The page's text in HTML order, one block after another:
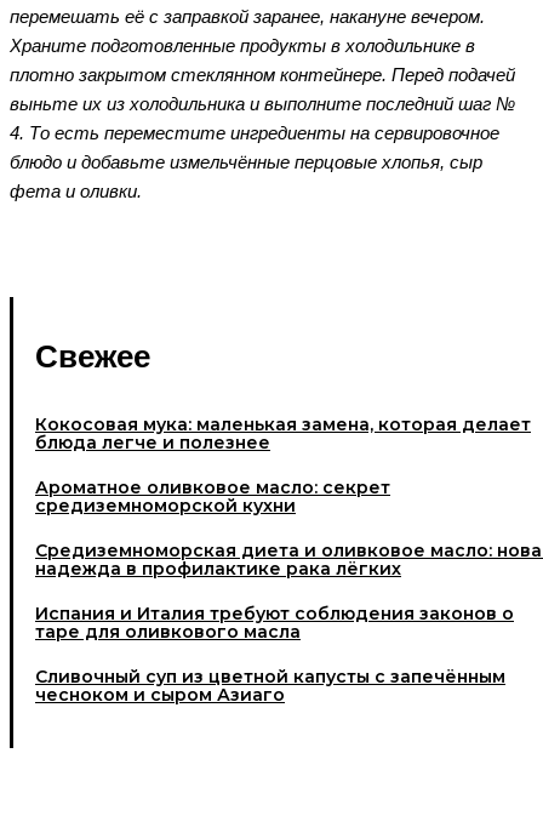
перемешать её с заправкой заранее, накануне вечером.
Храните подготовленные продукты в холодильнике в
плотно закрытом стеклянном контейнере. Перед подачей
выньте их из холодильника и выполните последний шаг №
4. То есть переместите ингредиенты на сервировочное
блюдо и добавьте измельчённые перцовые хлопья, сыр
фета и оливки.
Свежее
Кокосовая мука: маленькая замена, которая делает
блюда легче и полезнее
Ароматное оливковое масло: секрет
средиземноморской кухни
Средиземноморская диета и оливковое масло:
надежда в профилактике рака лёгких
Испания и Италия требуют соблюдения законов о
таре для оливкового масла
Cливочный суп из цветной капусты с запечённым
чесноком и сыром Азиаго